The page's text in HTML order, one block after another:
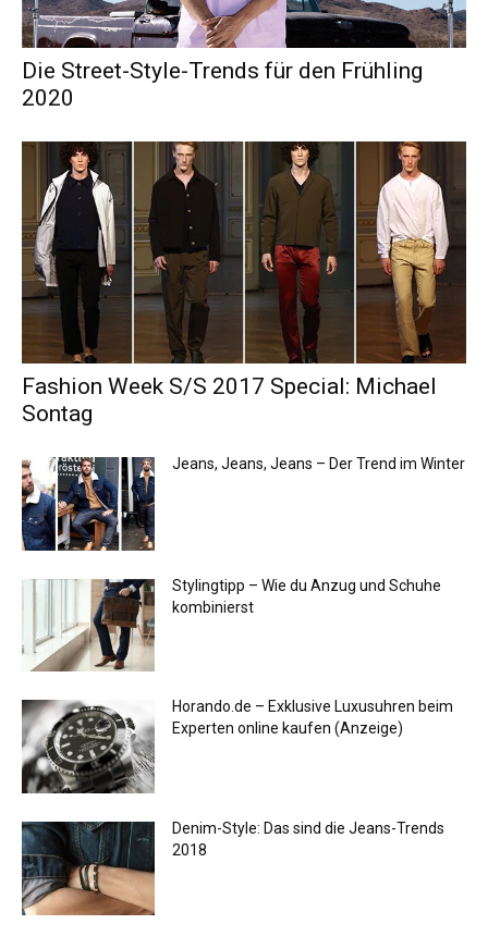
Die Street-Style-Trends für den Frühling
2020
Fashion Week S/S 2017 Special: Michael
Sontag
Jeans, Jeans, Jeans – Der Trend im Winter
Stylingtipp – Wie du Anzug und Schuhe
kombinierst
Horando.de – Exklusive Luxusuhren beim
Experten online kaufen (Anzeige)
Denim-Style: Das sind die Jeans-Trends
2018